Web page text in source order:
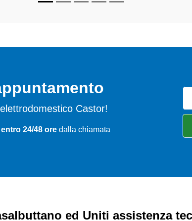
Castor!
24/48 ore dalla chiamata
ed Uniti assistenza